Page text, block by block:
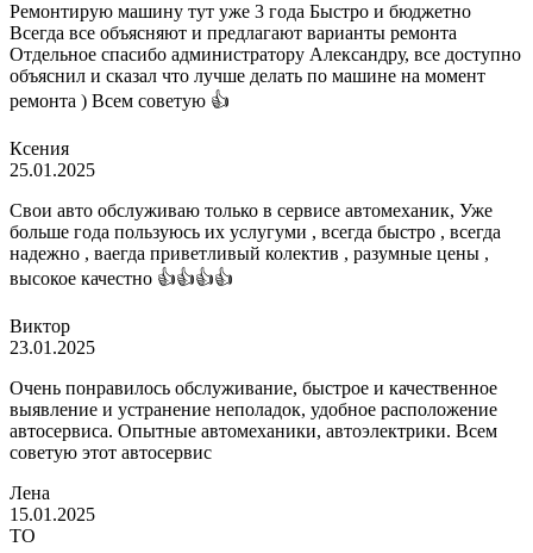
Ремонтирую машину тут уже 3 года Быстро и бюджетно
Всегда все объясняют и предлагают варианты ремонта
Отдельное спасибо администратору Александру, все доступно
объяснил и сказал что лучше делать по машине на момент
ремонта ) Всем советую 👍
Ксения
25.01.2025
Свои авто обслуживаю только в сервисе автомеханик, Уже
больше года пользуюсь их услугуми , всегда быстро , всегда
надежно , ваегда приветливый колектив , разумные цены ,
высокое качестно 👍👍👍👍
Виктор
23.01.2025
Очень понравилось обслуживание, быстрое и качественное
выявление и устранение неполадок, удобное расположение
автосервиса. Опытные автомеханики, автоэлектрики. Всем
советую этот автосервис
Лена
15.01.2025
ТО